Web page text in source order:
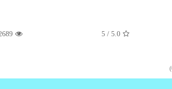
5.0
/ 5